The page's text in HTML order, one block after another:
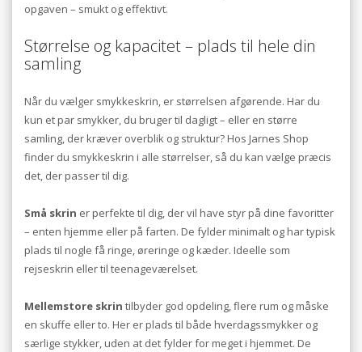
opgaven – smukt og effektivt.
Størrelse og kapacitet – plads til hele din
samling
Når du vælger smykkeskrin, er størrelsen afgørende. Har du
kun et par smykker, du bruger til dagligt – eller en større
samling, der kræver overblik og struktur? Hos Jarnes Shop
finder du smykkeskrin i alle størrelser, så du kan vælge præcis
det, der passer til dig.
Små skrin er perfekte til dig, der vil have styr på dine favoritter
– enten hjemme eller på farten. De fylder minimalt og har typisk
plads til nogle få ringe, øreringe og kæder. Ideelle som
rejseskrin eller til teenageværelset.
Mellemstore skrin tilbyder god opdeling, flere rum og måske
en skuffe eller to. Her er plads til både hverdagssmykker og
særlige stykker, uden at det fylder for meget i hjemmet. De